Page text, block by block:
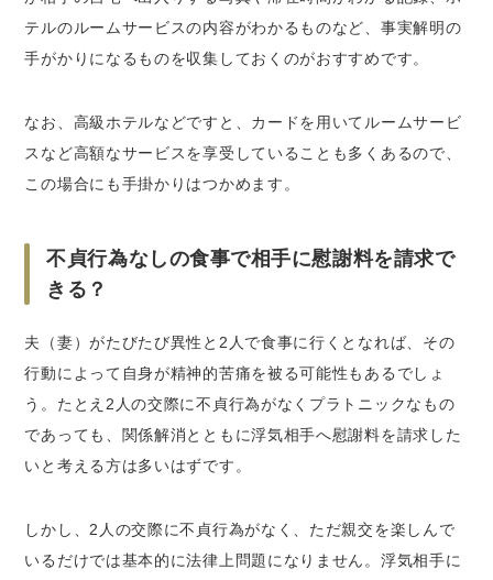
テルのルームサービスの内容がわかるものなど、事実解明の
手がかりになるものを収集しておくのがおすすめです。
なお、高級ホテルなどですと、カードを用いてルームサービ
スなど高額なサービスを享受していることも多くあるので、
この場合にも手掛かりはつかめます。
不貞行為なしの食事で相手に慰謝料を請求で
きる？
夫（妻）がたびたび異性と2人で食事に行くとなれば、その
行動によって自身が精神的苦痛を被る可能性もあるでしょ
う。たとえ2人の交際に不貞行為がなくプラトニックなもの
であっても、関係解消とともに浮気相手へ慰謝料を請求した
いと考える方は多いはずです。
しかし、2人の交際に不貞行為がなく、ただ親交を楽しんで
いるだけでは基本的に法律上問題になりません。浮気相手に